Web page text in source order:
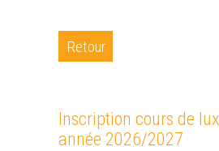
Retour
Inscription cours de
année 2026/2027